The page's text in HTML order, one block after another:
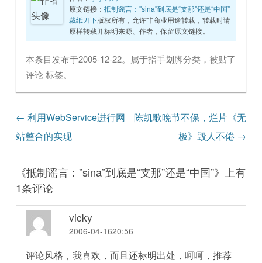
原文链接：抵制谣言："sina"到底是“支那”还是“中国”
裁纸刀下版权所有，允许非商业用途转载，转载时请
原样转载并标明来源、作者，保留原文链接。
本条目发布于2005-12-22。属于指手划脚分类，被贴了
评论 标签。
文章导航
← 利用WebService进行网
站整合的实现
陈凯歌晚节不保，烂片《无
极》毁人不倦 →
《抵制谣言：”sina”到底是“支那”还是“中国”》上有
1条评论
vicky
2006-04-1620:56
评论风格，我喜欢，而且还标明出处，呵呵，推荐